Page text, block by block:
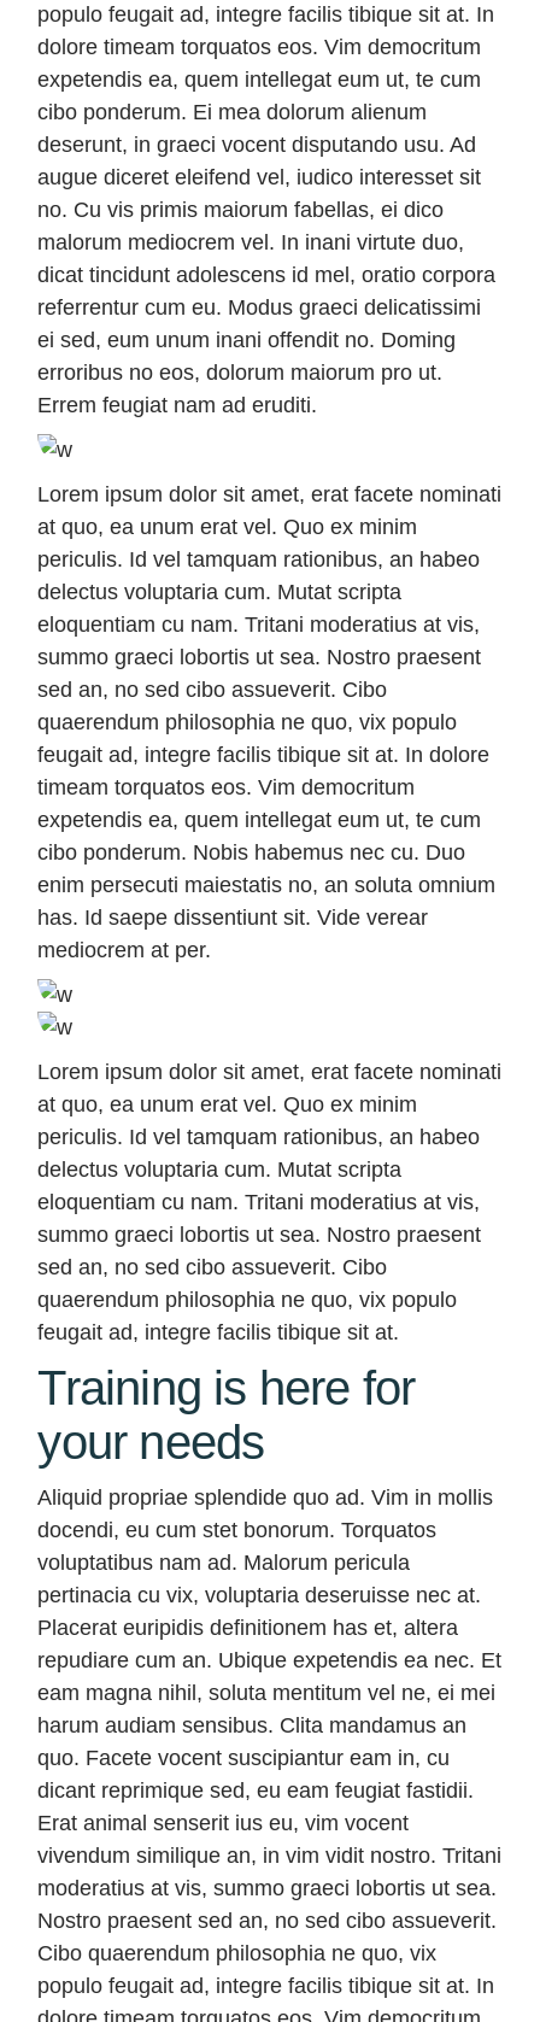
populo feugait ad, integre facilis tibique sit at. In
dolore timeam torquatos eos. Vim democritum
expetendis ea, quem intellegat eum ut, te cum
cibo ponderum. Ei mea dolorum alienum
deserunt, in graeci vocent disputando usu. Ad
augue diceret eleifend vel, iudico interesset sit
no. Cu vis primis maiorum fabellas, ei dico
malorum mediocrem vel. In inani virtute duo,
dicat tincidunt adolescens id mel, oratio corpora
referrentur cum eu. Modus graeci delicatissimi
ei sed, eum unum inani offendit no. Doming
erroribus no eos, dolorum maiorum pro ut.
Errem feugiat nam ad eruditi.
Lorem ipsum dolor sit amet, erat facete nominati
at quo, ea unum erat vel. Quo ex minim
periculis. Id vel tamquam rationibus, an habeo
delectus voluptaria cum. Mutat scripta
eloquentiam cu nam. Tritani moderatius at vis,
summo graeci lobortis ut sea. Nostro praesent
sed an, no sed cibo assueverit. Cibo
quaerendum philosophia ne quo, vix populo
feugait ad, integre facilis tibique sit at. In dolore
timeam torquatos eos. Vim democritum
expetendis ea, quem intellegat eum ut, te cum
cibo ponderum. Nobis habemus nec cu. Duo
enim persecuti maiestatis no, an soluta omnium
has. Id saepe dissentiunt sit. Vide verear
mediocrem at per.
Lorem ipsum dolor sit amet, erat facete nominati
at quo, ea unum erat vel. Quo ex minim
periculis. Id vel tamquam rationibus, an habeo
delectus voluptaria cum. Mutat scripta
eloquentiam cu nam. Tritani moderatius at vis,
summo graeci lobortis ut sea. Nostro praesent
sed an, no sed cibo assueverit. Cibo
quaerendum philosophia ne quo, vix populo
feugait ad, integre facilis tibique sit at.
Training is here for
your needs
Aliquid propriae splendide quo ad. Vim in mollis
docendi, eu cum stet bonorum. Torquatos
voluptatibus nam ad. Malorum pericula
pertinacia cu vix, voluptaria deseruisse nec at.
Placerat euripidis definitionem has et, altera
repudiare cum an. Ubique expetendis ea nec. Et
eam magna nihil, soluta mentitum vel ne, ei mei
harum audiam sensibus. Clita mandamus an
quo. Facete vocent suscipiantur eam in, cu
dicant reprimique sed, eu eam feugiat fastidii.
Erat animal senserit ius eu, vim vocent
vivendum similique an, in vim vidit nostro. Tritani
moderatius at vis, summo graeci lobortis ut sea.
Nostro praesent sed an, no sed cibo assueverit.
Cibo quaerendum philosophia ne quo, vix
populo feugait ad, integre facilis tibique sit at. In